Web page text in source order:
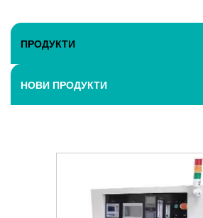
ПРОДУКТИ
НОВИ ПРОДУКТИ